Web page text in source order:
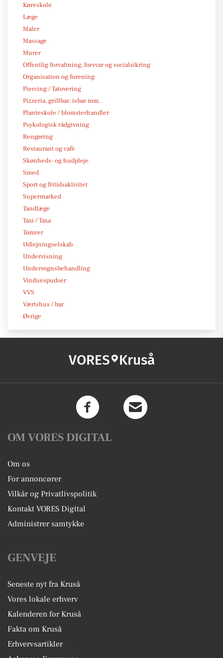
Køreskole
Læge
Maler
Massage
Murer
Offentlig forvaltning, forsvar og socialsikring
Organisation og forening
Piercing / Tatovering
Pizzeria, grillbar, isbar mm.
Planteskole / blomsterhandler
Psykologisk rådgivning
Rengøring
Restaurant og café
Skønheds- og hudpleje
Smed
Sport og fritidsaktivitet
Supermarked
Tandlæge
Taxi / Taxa
Tømrer
Udlejningselskab
Undervisning
Undervognsbehandling
Vinduespudser
VVS
Værtshus / bar
Øvrige
VORES Kruså
OM VORES DIGITAL
Om os
For annoncører
Vilkår og Privatlivspolitik
Kontakt VORES Digital
Administrer samtykke
GENVEJE
Seneste nyt fra Kruså
Vores lokale erhverv
Kalenderen for Kruså
Fakta om Kruså
Erhvervsartikler